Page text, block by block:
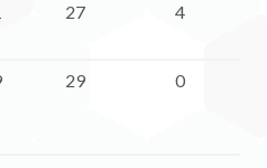
27 4
29 0